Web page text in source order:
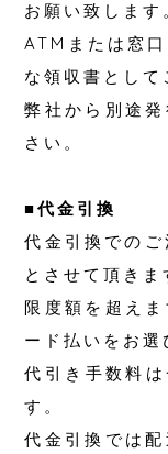
お願い致します
ATMまたは窓
な領収書として
弊社から別途
さい。
■代金引換
代金引換での
とさせて頂きま
限度額を超え
ード払いをお選
代引き手数料
す。
代金引換では